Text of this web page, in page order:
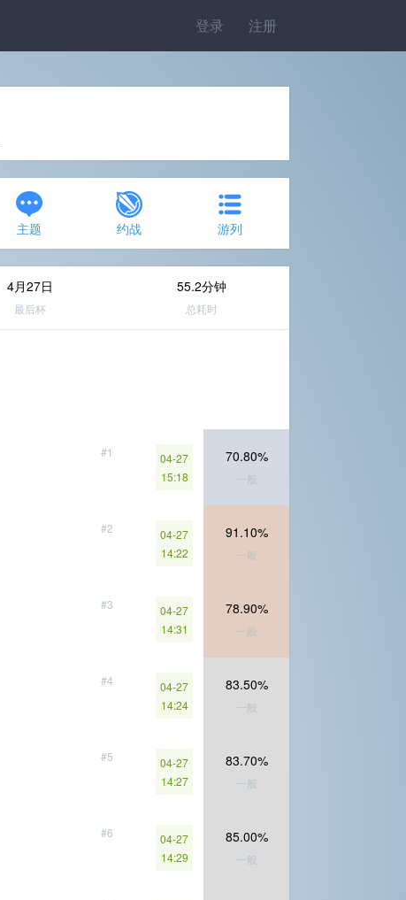
登录 注册
主题 约战 游列
4月27日
最后杯
55.2分钟
总耗时
#1
04-27
15:18
70.80%
一般
#2
04-27
14:22
91.10%
一般
#3
04-27
14:31
78.90%
一般
#4
04-27
14:24
83.50%
一般
#5
04-27
14:27
83.70%
一般
#6
04-27
14:29
85.00%
一般